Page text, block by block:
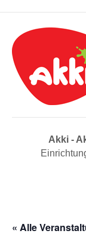
Akki -
« Alle